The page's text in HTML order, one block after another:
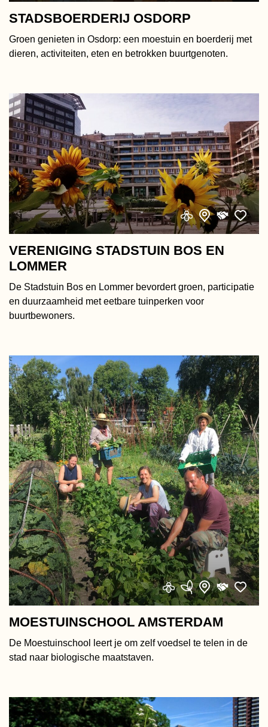
STADSBOERDERIJ OSDORP
Groen genieten in Osdorp: een moestuin en boerderij met
dieren, activiteiten, eten en betrokken buurtgenoten.
VERENIGING STADSTUIN BOS EN
LOMMER
De Stadstuin Bos en Lommer bevordert groen, participatie
en duurzaamheid met eetbare tuinperken voor
buurtbewoners.
MOESTUINSCHOOL AMSTERDAM
De Moestuinschool leert je om zelf voedsel te telen in de
stad naar biologische maatstaven.